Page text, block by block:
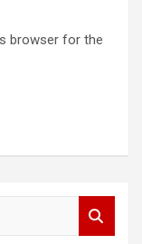
browser for the